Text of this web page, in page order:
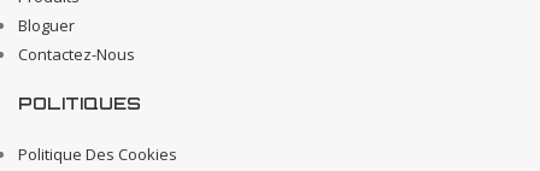
Bloguer
Contactez-Nous
POLITIQUES
Politique Des Cookies